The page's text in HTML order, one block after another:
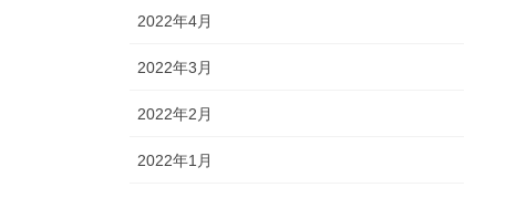
2022年4月
2022年3月
2022年2月
2022年1月